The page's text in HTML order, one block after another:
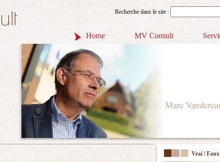
Recherche dans le site :
Home MV Consult
Vrai / Faux